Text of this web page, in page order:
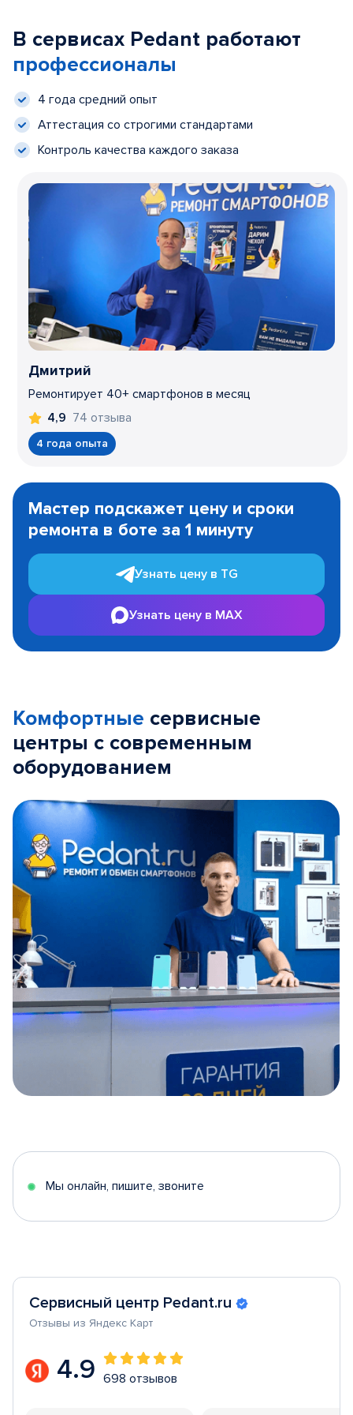
В сервисах Pedant работают
профессионалы
4 года средний опыт
Аттестация со строгими стандартами
Контроль качества каждого заказа
Дмитрий
Ремонтирует 40+ смартфонов в месяц
4,9 74 отзыва
4 года опыта
1
Мастер подскажет цену и сроки
ремонта в боте за 1 минуту
Узнать цену в TG
Узнать цену в MAX
Комфортные сервисные
центры с современным
оборудованием
5
Мы онлайн, пишите, звоните
Сервисный центр Pedant.ru
Отзывы из Яндекс Карт
4.9 698 отзывов